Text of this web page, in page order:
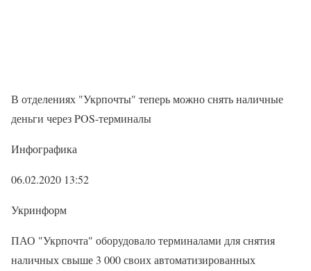
В отделениях "Укрпочты" теперь можно снять наличные
деньги через POS-терминалы
Инфографика
06.02.2020 13:52
Укринформ
ПАО "Укрпочта" оборудовало терминалами для снятия
наличных свыше 3 000 своих автоматизированных